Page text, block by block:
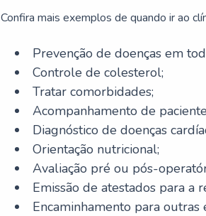
Confira mais exemplos de quando ir ao
Prevenção de doenças em
Controle de colesterol;
Tratar comorbidades;
Acompanhamento de
Diagnóstico de doenças
Orientação nutricional;
Avaliação pré ou pós-
Emissão de atestados para a
Encaminhamento para outras